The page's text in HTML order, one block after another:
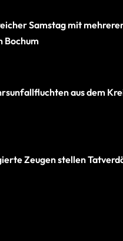
Samstag mit
Bochum
aus dem
Zeugen stellen